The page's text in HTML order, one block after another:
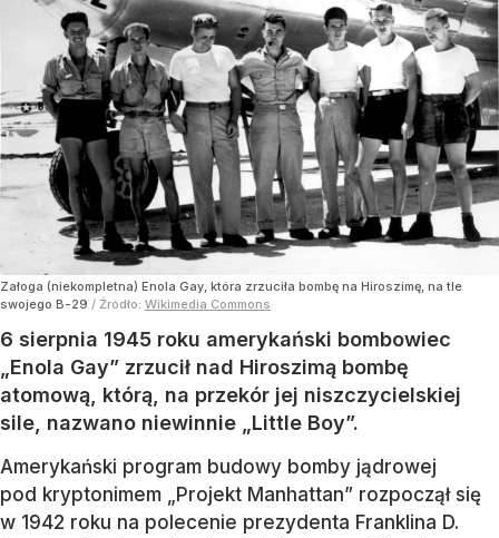
Załoga (niekompletna) Enola Gay, która zrzuciła bombę na Hiroszimę, na tle
swojego B-29 / Źródło: Wikimedia Commons
6 sierpnia 1945 roku amerykański bombowiec
„Enola Gay” zrzucił nad Hiroszimą bombę
atomową, którą, na przekór jej niszczycielskiej
sile, nazwano niewinnie „Little Boy”.
Amerykański program budowy bomby jądrowej
pod kryptonimem „Projekt Manhattan” rozpoczął się
w 1942 roku na polecenie prezydenta Franklina D.